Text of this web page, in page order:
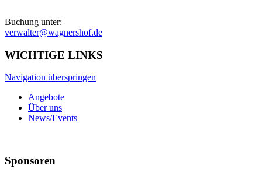
Buchung unter:
verwalter@wagnershof.de
WICHTIGE LINKS
Navigation überspringen
Angebote
Über uns
News/Events
Sponsoren